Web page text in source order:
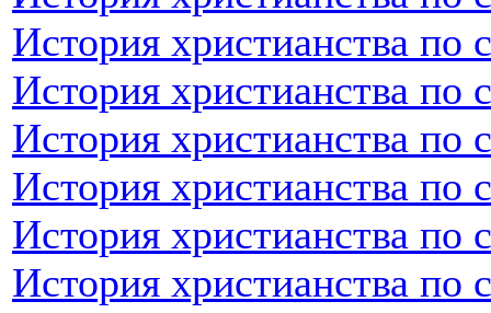
История христианства по
История христианства по
История христианства по
История христианства по
История христианства по
История христианства по